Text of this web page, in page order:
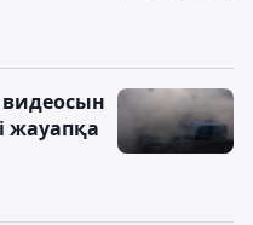
видеосын
жауапқа